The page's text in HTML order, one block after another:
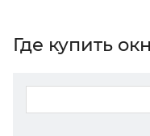
Где купить